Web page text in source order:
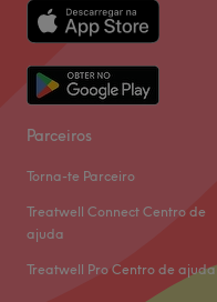
Parceiros
Torna-te Parceiro
Treatwell Connect Centro de
ajuda
Treatwell Pro Centro de ajuda